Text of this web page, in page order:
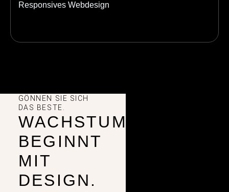
Responsives Webdesign
GÖNNEN SIE SICH
DAS BESTE.
WACHSTUM
BEGINNT
MIT
DESIGN.